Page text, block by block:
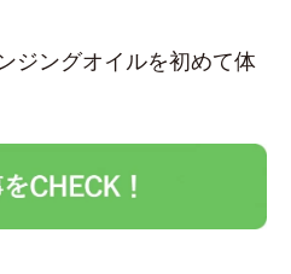
ジングオイルを初めて体